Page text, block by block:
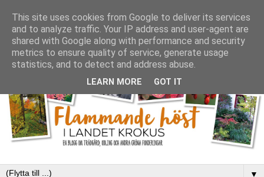
▼
This site uses cookies from Google to deliver its services
and to analyze traffic. Your IP address and user-agent are
shared with Google along with performance and security
metrics to ensure quality of service, generate usage
statistics, and to detect and address abuse.
LEARN MORE GOT IT